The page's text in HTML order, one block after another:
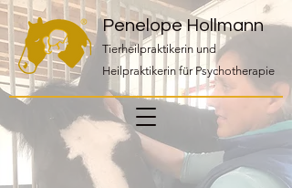
Penelope Hollmann
Tierheilpraktikerin und
Heilpraktikerin für Psychotherapie